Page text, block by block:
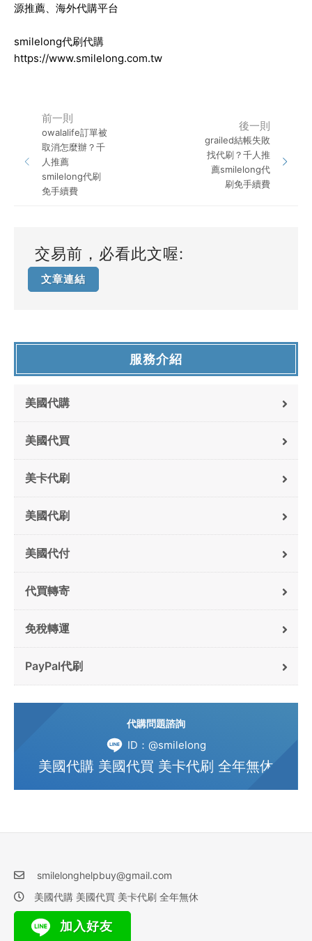
源推薦、海外代購平台
smilelong代刷代購
https://www.smilelong.com.tw
前一則
owalalife訂單被
取消怎麼辦？千
人推薦
smilelong代刷
免手續費
後一則
grailed結帳失敗
找代刷？千人推
薦smilelong代
刷免手續費
交易前，必看此文喔:
文章連結
服務介紹
美國代購
美國代買
美卡代刷
美國代刷
美國代付
代買轉寄
免稅轉運
PayPal代刷
代購問題諮詢
ID：@smilelong
美國代購 美國代買 美卡代刷 全年無休
smilelonghelpbuy@gmail.com
美國代購 美國代買 美卡代刷 全年無休
加入好友